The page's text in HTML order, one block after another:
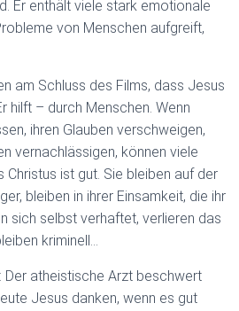
Er enthält viele stark emotionale
von Menschen aufgreift,
am Schluss des Films, dass Jesus
hilft – durch Menschen. Wenn
ihren Glauben verschweigen,
vernachlässigen, können viele
Christus ist gut. Sie bleiben auf der
bleiben in ihrer Einsamkeit, die ihr
sich selbst verhaftet, verlieren das
kriminell…
Der atheistische Arzt beschwert
Jesus danken, wenn es gut